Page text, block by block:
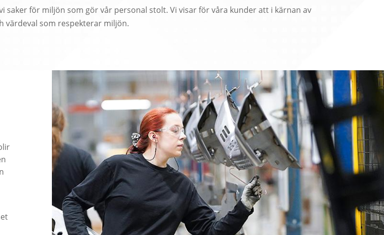
saker för miljön som gör vår personal stolt. Vi visar för våra kunder att i kärnan av
värdeval som respekterar miljön.